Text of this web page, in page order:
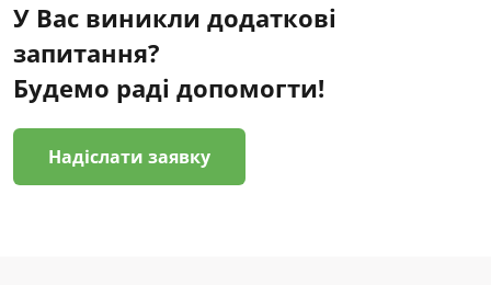
У Вас виникли додаткові
запитання?
Будемо раді допомогти!
Надіслати заявку